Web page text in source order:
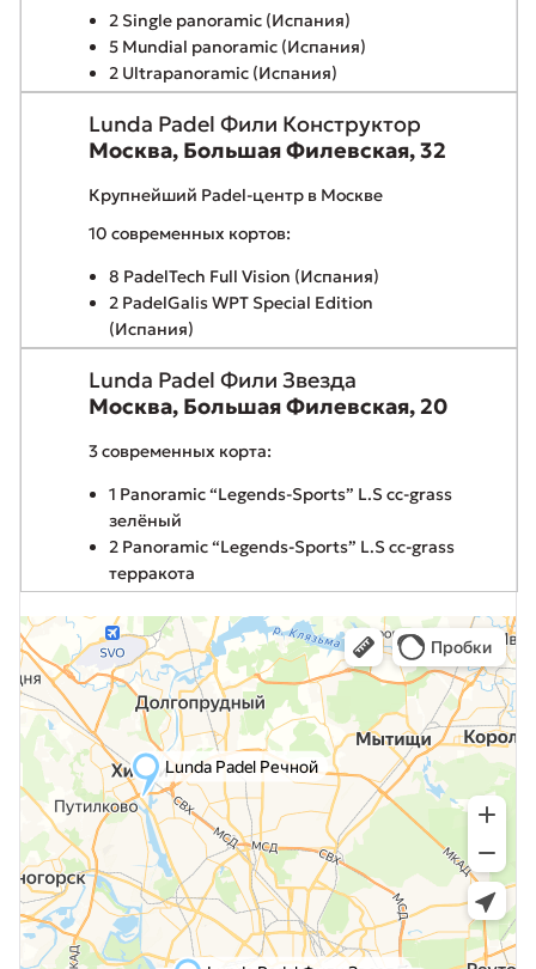
2 Single panoramic (Испания)
5 Mundial panoramic (Испания)
2 Ultrapanoramic (Испания)
Lunda Padel Фили Конструктор
Москва, Большая Филевская, 32
Крупнейший Padel-центр в Москве
10 современных кортов:
8 PadelTech Full Vision (Испания)
2 PadelGalis WPT Special Edition
(Испания)
Lunda Padel Фили Звезда
Москва, Большая Филевская, 20
3 современных корта:
1 Panoramic “Legends-Sports” L.S cc-grass
зелёный
2 Panoramic “Legends-Sports” L.S cc-grass
терракота